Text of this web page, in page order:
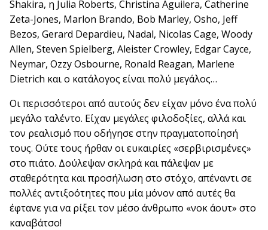
Shakira, η Julia Roberts, Christina Aguilera, Catherine
Zeta-Jones, Marlon Brando, Bob Marley, Osho, Jeff
Bezos, Gerard Depardieu, Nadal, Nicolas Cage, Woody
Allen, Steven Spielberg, Aleister Crowley, Edgar Cayce,
Neymar, Ozzy Osbourne, Ronald Reagan, Marlene
Dietrich και ο κατάλογος είναι πολύ μεγάλος…
Οι περισσότεροι από αυτούς δεν είχαν μόνο ένα πολύ
μεγάλο ταλέντο. Είχαν μεγάλες φιλοδοξίες, αλλά και
τον ρεαλισμό που οδήγησε στην πραγματοποίησή
τους. Ούτε τους ήρθαν οι ευκαιρίες «σερβιρισμένες»
στο πιάτο. Δούλεψαν σκληρά και πάλεψαν με
σταθερότητα και προσήλωση στο στόχο, απέναντι σε
πολλές αντιξοότητες που μία μόνον από αυτές θα
έφτανε για να ρίξει τον μέσο άνθρωπο «νοκ άουτ» στο
καναβάτσο!